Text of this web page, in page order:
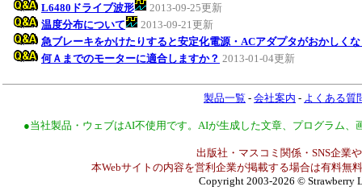
L6480ドライブ波形
2013-09-25更新
温度分布について
2013-09-21更新
急ブレーキをかけたりすると安定化電源・ACアダプタがおかしく
何Ａまでのモーターに適合しますか？ 2013-01-04更新
製品一覧 - 会社案内 - よくある質
●当社製品・ウェブはAI不使用です。AIが生成した文章、プログラム
出版社・マスコミ関係・SNS企業
本Webサイトの内容を営利企業が掲載する場合は有料無
Copyright 2003-2026 © Strawberry